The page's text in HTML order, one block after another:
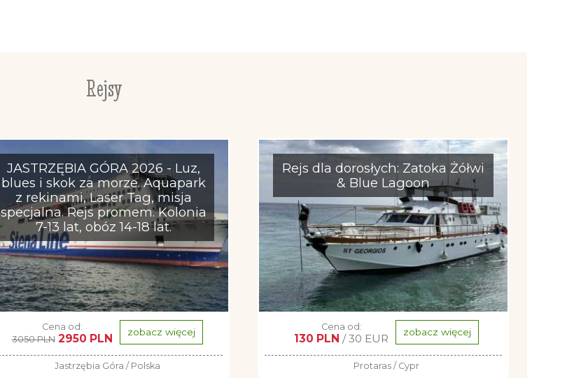
Rejsy
JASTRZĘBIA GÓRA 2026 - Luz,
blues i skok za morze. Aquapark
z rekinami, Laser Tag, misja
specjalna. Rejs promem. Kolonia
7-13 lat, obóz 14-18 lat.
Cena od:
3050 PLN 2950 PLN zobacz więcej
Jastrzębia Góra / Polska
Rejs dla dorosłych: Zatoka Żółwi
& Blue Lagoon
Cena od:
130 PLN / 30 EUR zobacz więcej
Protaras / Cypr